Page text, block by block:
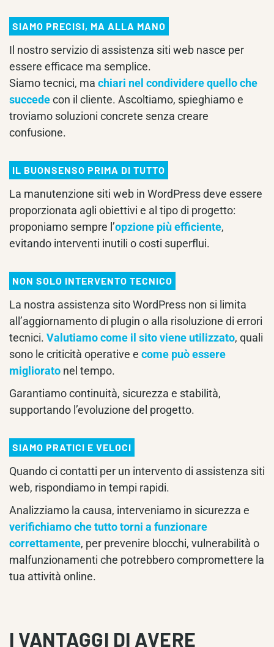
SIAMO PRECISI, MA ALLA MANO
Il nostro servizio di assistenza siti web nasce per
essere efficace ma semplice.
Siamo tecnici, ma chiari nel condividere quello che
succedecon il cliente. Ascoltiamo, spieghiamo e
troviamo soluzioni concrete senza creare
confusione.
IL BUONSENSO PRIMA DI TUTTO
La manutenzione siti web in WordPress deve essere
proporzionata agli obiettivi e al tipo di progetto:
proponiamo sempre l’opzione più efficiente,
evitando interventi inutili o costi superflui.
NON SOLO INTERVENTO TECNICO
La nostra assistenza sito WordPress non si limita
all’aggiornamento di plugin o alla risoluzione di errori
tecnici. Valutiamo come il sito viene utilizzato, quali
sono le criticità operative e come può essere
migliorato nel tempo.
Garantiamo continuità, sicurezza e stabilità,
supportando l’evoluzione del progetto.
SIAMO PRATICI E VELOCI
Quando ci contatti per un intervento di assistenza siti
web, rispondiamo in tempi rapidi.
Analizziamo la causa, interveniamo in sicurezza e
verifichiamo che tutto torni a funzionare
correttamente, per prevenire blocchi, vulnerabilità o
malfunzionamenti che potrebbero compromettere la
tua attività online.
I VANTAGGI DI AVERE